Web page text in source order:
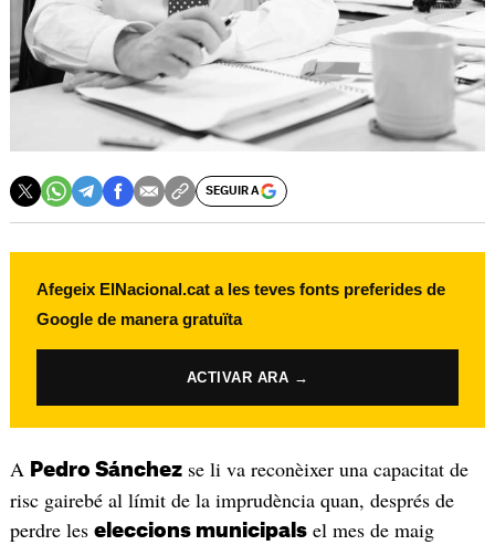
SEGUIR A
Afegeix ElNacional.cat a les teves fonts preferides de
Google de manera gratuïta
ACTIVAR ARA →
A Pedro Sánchezse li va reconèixer una capacitat de
risc gairebé al límit de la imprudència quan, després de
perdre les eleccions municipalsel mes de maig